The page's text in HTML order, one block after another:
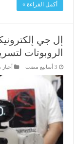
أكمل القراءة »
إل جي
الروبوتات